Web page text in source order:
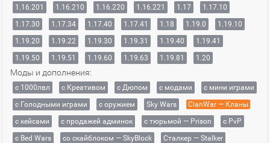
1.16.201
1.16.210 1.16.220 1.16.221 1.17
1.17.10
1.17.30
1.17.34 1.17.40 1.17.41 1.18 1.19.0
1.19.10
1.19.20
1.19.22 1.19.30 1.19.31 1.19.40
1.19.41
1.19.50
1.19.51 1.19.60 1.19.63 1.19.81 1.20
Моды и дополнения:
с 1000лвл c Креативом с Дюпом с модами
с мини играми
с Голодными играми
с оружием Sky Wars
ClanWar — Кланы
с кейсами
с продажей админок с тюрьмой — Prison
с PvP
с Bed Wars
со скайблоком — SkyBlock
Сталкер — Stalker